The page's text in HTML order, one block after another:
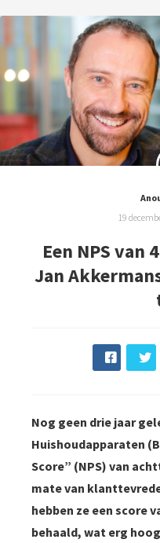
19
Een NPS van
Jan
Nog geen drie jaar
Huishoudapparaten
Score” (NPS) van
mate van
hebben ze een score
behaald, wat erg